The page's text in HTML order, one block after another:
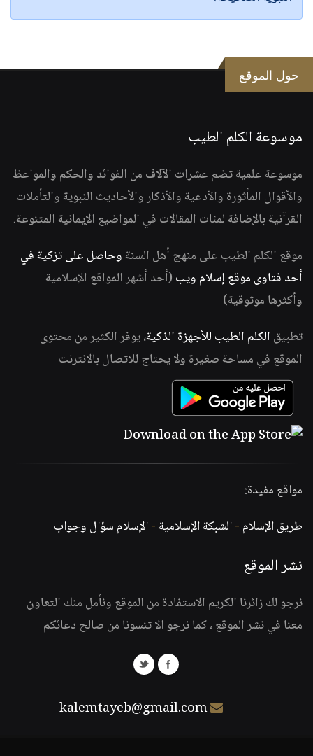
حول الموقع
موسوعة الكلم الطيب
موسوعة علمية تضم عشرات الآلاف من الفوائد والحكم والمواعظ
والأقوال المأثورة والأدعية والأذكار والأحاديث النبوية والتأملات
القرآنية بالإضافة لمئات المقالات في المواضيع الإيمانية المتنوعة.
موقع الكلم الطيب على منهج أهل السنة وحاصل على تزكية في
أحد فتاوى موقع إسلام ويب (أحد أشهر المواقع الإسلامية
وأكثرها موثوقية)
تطبيق الكلم الطيب للأجهزة الذكية، يوفر الكثير من محتوى
الموقع في مساحة صغيرة ولا يحتاج للاتصال بالانترنت
مواقع مفيدة:
طريق الإسلام -الشبكة الإسلامية -الإسلام سؤال وجواب
نشر الموقع
نرجو لك زائرنا الكريم الاستفادة من الموقع ونأمل منك التعاون
معنا في نشر الموقع ، كما نرجو الا تنسونا من صالح دعائكم
kalemtayeb@gmail.com